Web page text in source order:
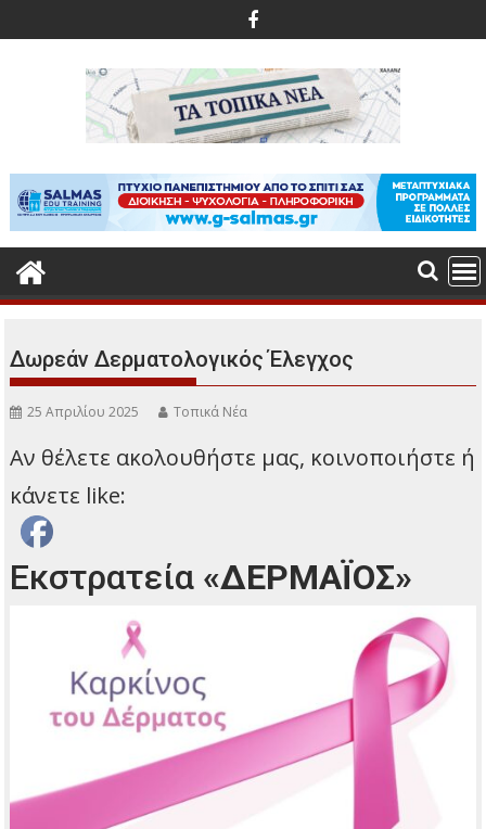
στο
περιεχόμενο
Δωρεάν Δερματολογικός Έλεγχος
25 Απριλίου 2025 Τοπικά Νέα
Αν θέλετε ακολουθήστε μας, κοινοποιήστε ή
κάνετε like:
Εκστρατεία «ΔΕΡΜΑΪΟΣ»